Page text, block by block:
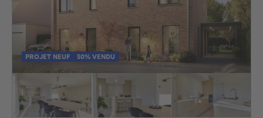
PROJET NEUF 50% VENDU